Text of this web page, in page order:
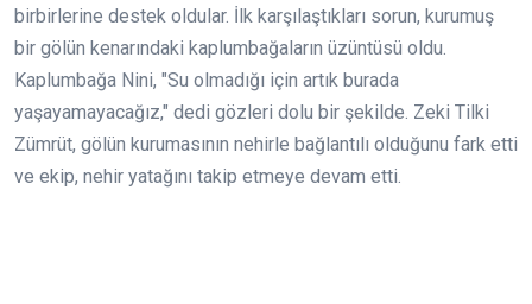
birbirlerine destek oldular. İlk karşılaştıkları sorun, kurumuş
bir gölün kenarındaki kaplumbağaların üzüntüsü oldu.
Kaplumbağa Nini, "Su olmadığı için artık burada
yaşayamayacağız," dedi gözleri dolu bir şekilde. Zeki Tilki
Zümrüt, gölün kurumasının nehirle bağlantılı olduğunu fark etti
ve ekip, nehir yatağını takip etmeye devam etti.